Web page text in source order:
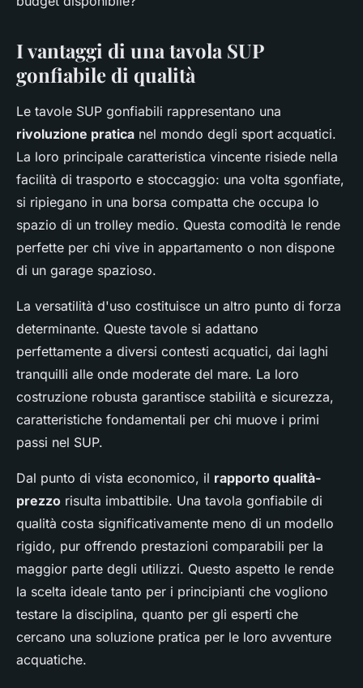
I vantaggi di una tavola SUP
gonfiabile di qualità
Le tavole SUP gonfiabili rappresentano una
rivoluzione pratica nel mondo degli sport acquatici.
La loro principale caratteristica vincente risiede nella
facilità di trasporto e stoccaggio: una volta sgonfiate,
si ripiegano in una borsa compatta che occupa lo
spazio di un trolley medio. Questa comodità le rende
perfette per chi vive in appartamento o non dispone
di un garage spazioso.
La versatilità d'uso costituisce un altro punto di forza
determinante. Queste tavole si adattano
perfettamente a diversi contesti acquatici, dai laghi
tranquilli alle onde moderate del mare. La loro
costruzione robusta garantisce stabilità e sicurezza,
caratteristiche fondamentali per chi muove i primi
passi nel SUP.
Dal punto di vista economico, il rapporto qualità-
prezzo risulta imbattibile. Una tavola gonfiabile di
qualità costa significativamente meno di un modello
rigido, pur offrendo prestazioni comparabili per la
maggior parte degli utilizzi. Questo aspetto le rende
la scelta ideale tanto per i principianti che vogliono
testare la disciplina, quanto per gli esperti che
cercano una soluzione pratica per le loro avventure
acquatiche.